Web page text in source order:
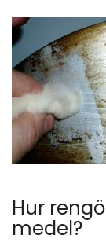
Hur
medel?